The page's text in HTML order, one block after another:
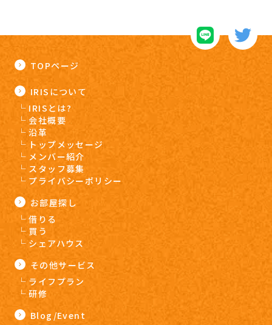
TOPページ
IRISについて
IRISとは?
会社概要
沿革
トップメッセージ
メンバー紹介
スタッフ募集
プライバシーポリシー
お部屋探し
借りる
買う
シェアハウス
その他サービス
ライフプラン
研修
Blog/Event